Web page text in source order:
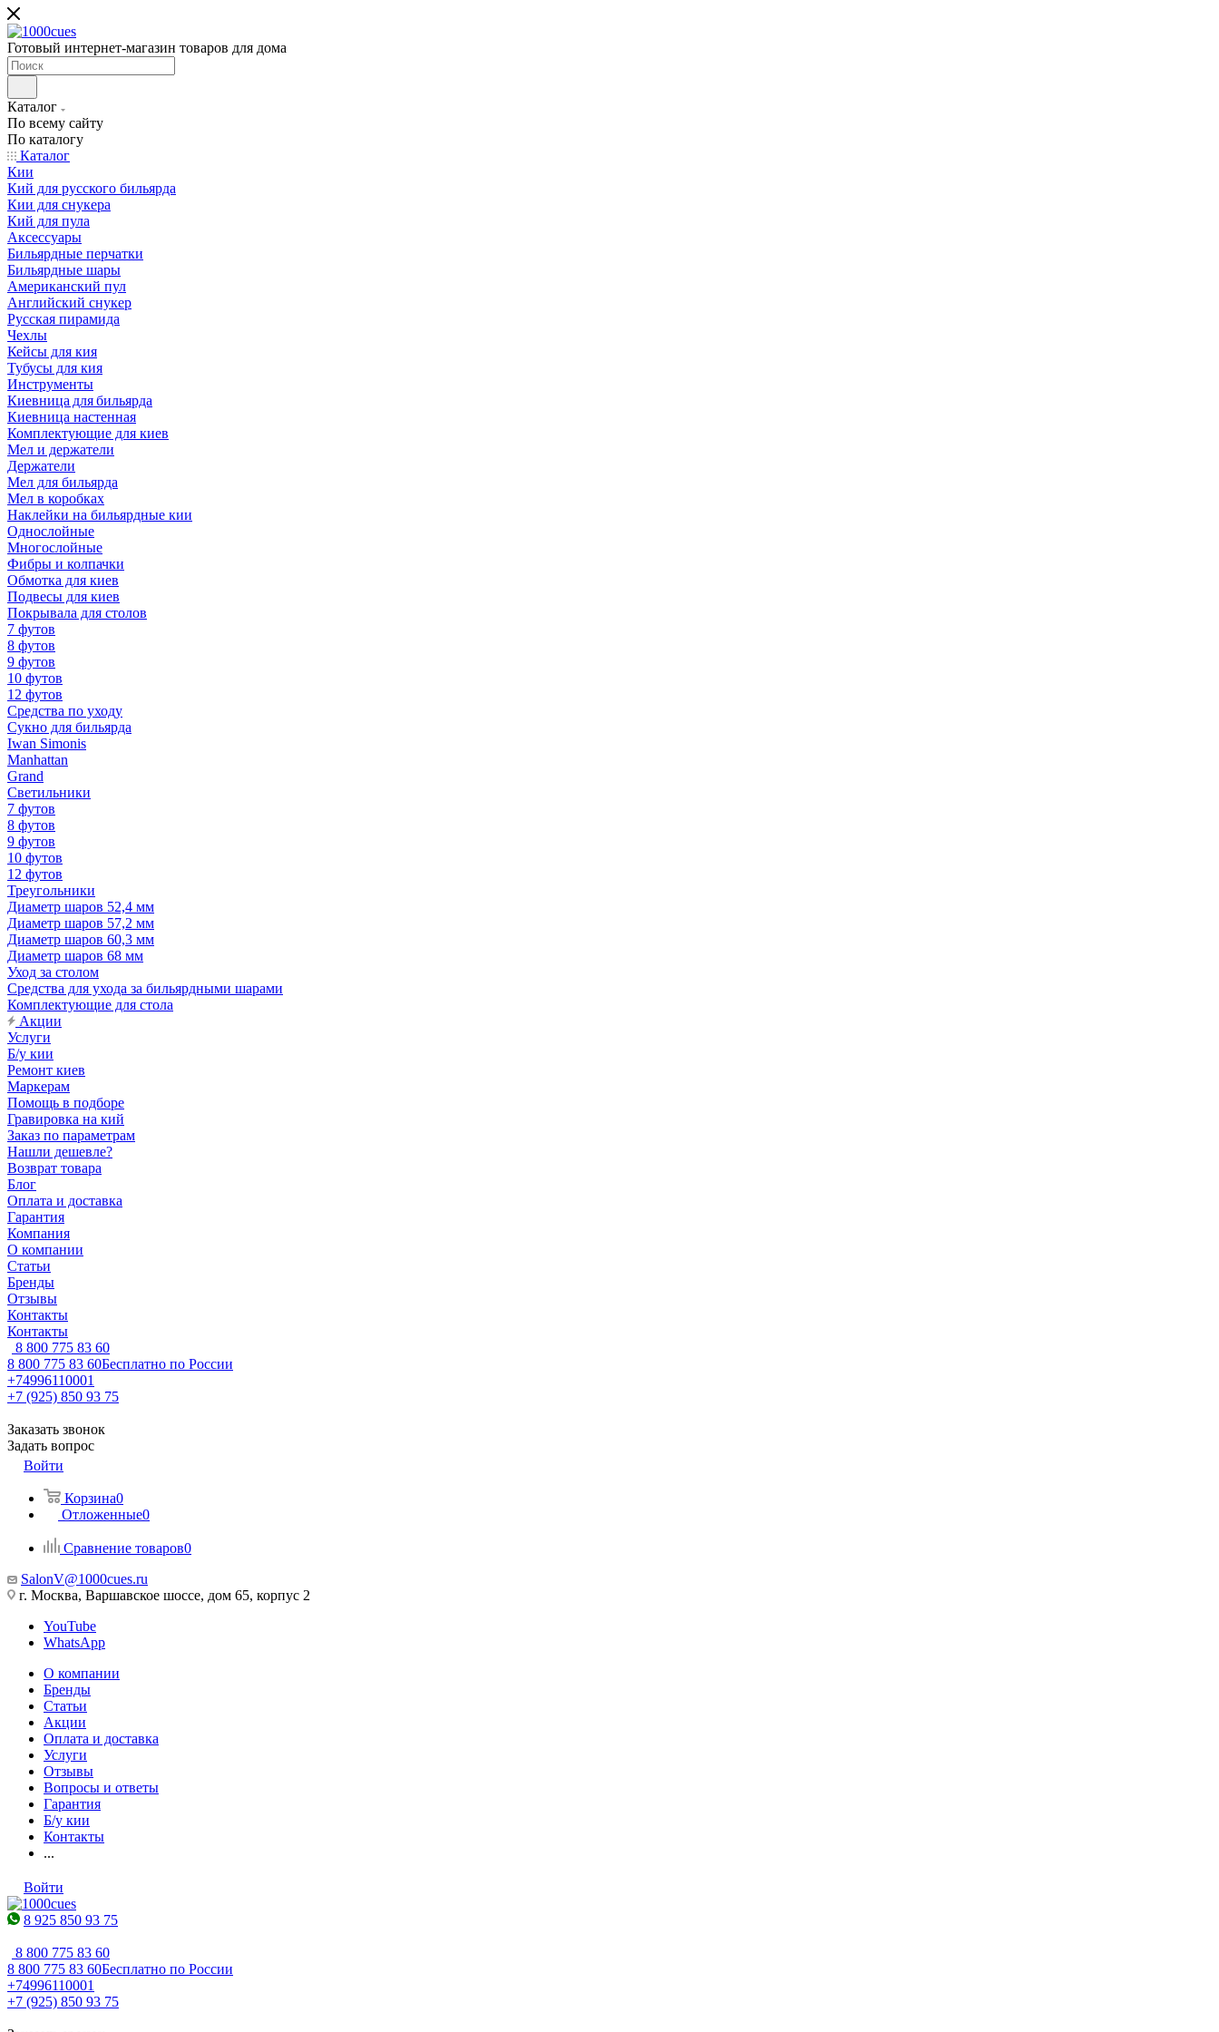
Готовый интернет-магазин товаров для дома
Каталог
По всему сайту
По каталогу
Каталог
Кии
Кий для русского бильярда
Кии для снукера
Кий для пула
Аксессуары
Бильярдные перчатки
Бильярдные шары
Американский пул
Английский снукер
Русская пирамида
Чехлы
Кейсы для кия
Тубусы для кия
Инструменты
Киевница для бильярда
Киевница настенная
Комплектующие для киев
Мел и держатели
Держатели
Мел для бильярда
Мел в коробках
Наклейки на бильярдные кии
Однослойные
Многослойные
Фибры и колпачки
Обмотка для киев
Подвесы для киев
Покрывала для столов
7 футов
8 футов
9 футов
10 футов
12 футов
Средства по уходу
Сукно для бильярда
Iwan Simonis
Manhattan
Grand
Светильники
7 футов
8 футов
9 футов
10 футов
12 футов
Треугольники
Диаметр шаров 52,4 мм
Диаметр шаров 57,2 мм
Диаметр шаров 60,3 мм
Диаметр шаров 68 мм
Уход за столом
Средства для ухода за бильярдными шарами
Комплектующие для стола
Акции
Услуги
Б/у кии
Ремонт киев
Маркерам
Помощь в подборе
Гравировка на кий
Заказ по параметрам
Нашли дешевле?
Возврат товара
Блог
Оплата и доставка
Гарантия
Компания
О компании
Статьи
Бренды
Отзывы
Контакты
Контакты
8 800 775 83 60
8 800 775 83 60Бесплатно по России
+74996110001
+7 (925) 850 93 75
Заказать звонок
Задать вопрос
Войти
Корзина0
Отложенные0
Сравнение товаров0
SalonV@1000cues.ru
г. Москва, Варшавское шоссе, дом 65, корпус 2
YouTube
WhatsApp
О компании
Бренды
Статьи
Акции
Оплата и доставка
Услуги
Отзывы
Вопросы и ответы
Гарантия
Б/у кии
Контакты
...
Войти
8 925 850 93 75
8 800 775 83 60
8 800 775 83 60Бесплатно по России
+74996110001
+7 (925) 850 93 75